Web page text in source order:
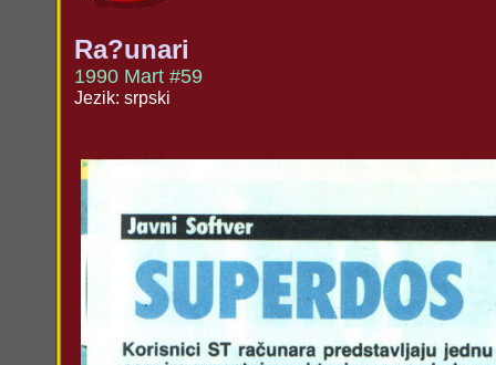
Ra?unari
1990 Mart #59
Jezik: srpski